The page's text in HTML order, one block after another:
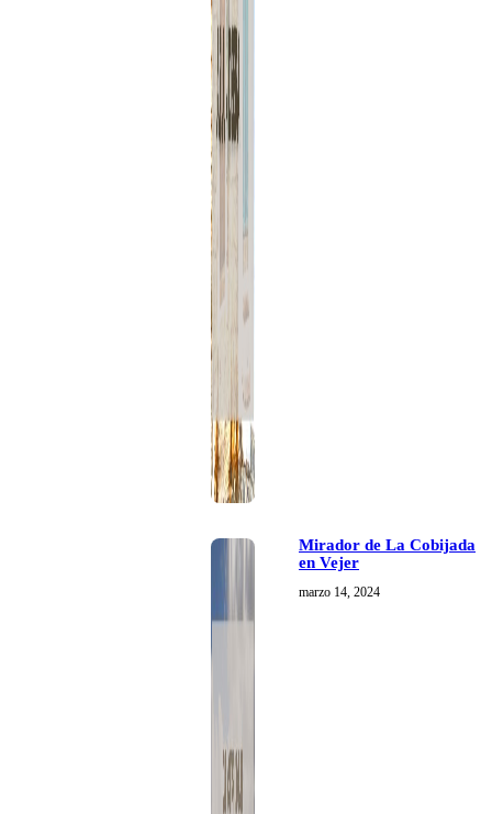
Mirador de La Cobijada
en Vejer
marzo 14, 2024